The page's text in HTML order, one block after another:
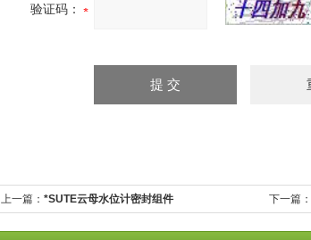
验证码：
上一篇： *SUTE云母水位计密封组件 下一篇：